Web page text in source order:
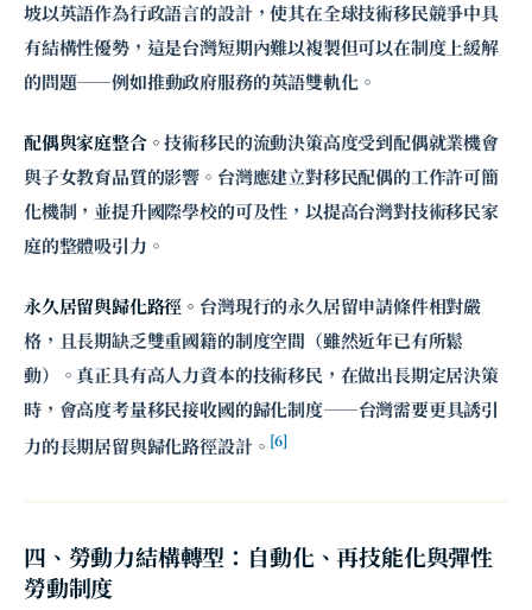
坡以英語作為行政語言的設計，使其在全球技術移民競爭中具
有結構性優勢，這是台灣短期內難以複製但可以在制度上緩解
的問題——例如推動政府服務的英語雙軌化。
配偶與家庭整合。技術移民的流動決策高度受到配偶就業機會
與子女教育品質的影響。台灣應建立對移民配偶的工作許可簡
化機制，並提升國際學校的可及性，以提高台灣對技術移民家
庭的整體吸引力。
永久居留與歸化路徑。 台灣現行的永久居留申請條件相對嚴
格，且長期缺乏雙重國籍的制度空間（雖然近年已有所鬆
動）。真正具有高人力資本的技術移民，在做出長期定居決策
時，會高度考量移民接收國的歸化制度——台灣需要更具誘引
力的長期居留與歸化路徑設計。 [6]
四、勞動力結構轉型：自動化、再技能化與彈性
勞動制度